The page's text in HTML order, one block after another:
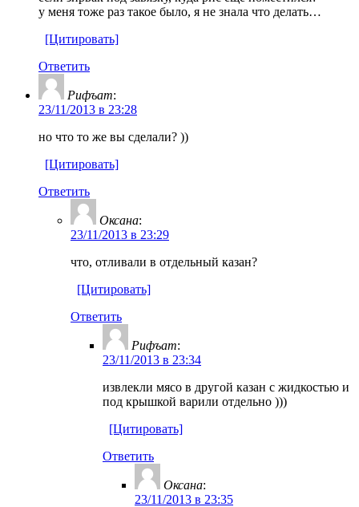
у меня тоже раз такое было, я не знала что делать…
[Цитировать]
Ответить
Рифъат:
23/11/2013 в 23:28
но что то же вы сделали? ))
[Цитировать]
Ответить
Оксана:
23/11/2013 в 23:29
что, отливали в отдельный казан?
[Цитировать]
Ответить
Рифъат:
23/11/2013 в 23:34
извлекли мясо в другой казан с жидкостью и
под крышкой варили отдельно )))
[Цитировать]
Ответить
Оксана:
23/11/2013 в 23:35